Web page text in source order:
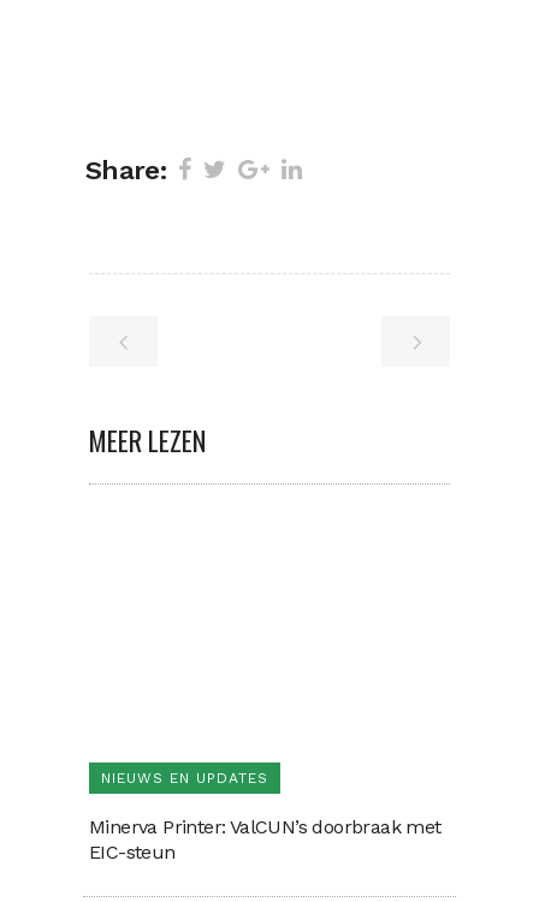
Share:
MEER LEZEN
NIEUWS EN UPDATES
Minerva Printer: ValCUN’s doorbraak met
EIC-steun